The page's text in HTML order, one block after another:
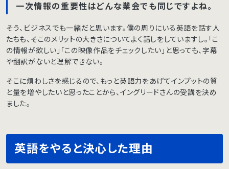
一次情報の重要性はどんな業会でも同じですよね。
そう、ビジネスでも一緒だと思います。僕の周りにいる英語を話す人
たちも、そこのメリットの大きさについてよく話しをしていますし。「こ
の情報が欲しい」「この映像作品をチェックしたい」と思っても、字幕
や翻訳がないと理解できない。
そこに煩わしさを感じるので、もっと英語力をあげてインプットの質
と量を増やしたいと思ったことから、イングリードさんの受講を決め
ました。
英語をやると決心した理由